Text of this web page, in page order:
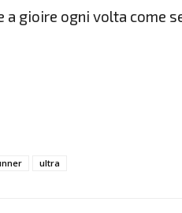
a gioire ogni volta come
ultra